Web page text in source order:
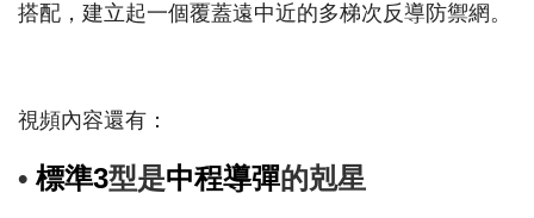
搭配，建立起一個覆蓋遠中近的多梯次反導防禦網。
視頻內容還有：
• 標準3型是中程導彈的剋星